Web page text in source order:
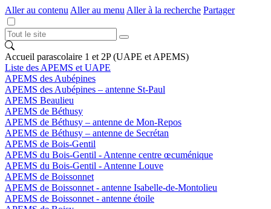
Aller au contenu Aller au menu Aller à la recherche Partager
Accueil parascolaire 1 et 2P (UAPE et APEMS)
Liste des APEMS et UAPE
APEMS des Aubépines
APEMS des Aubépines – antenne St-Paul
APEMS Beaulieu
APEMS de Béthusy
APEMS de Béthusy – antenne de Mon-Repos
APEMS de Béthusy – antenne de Secrétan
APEMS de Bois-Gentil
APEMS du Bois-Gentil - Antenne centre œcuménique
APEMS du Bois-Gentil - Antenne Louve
APEMS de Boissonnet
APEMS de Boissonnet - antenne Isabelle-de-Montolieu
APEMS de Boissonnet - antenne étoile